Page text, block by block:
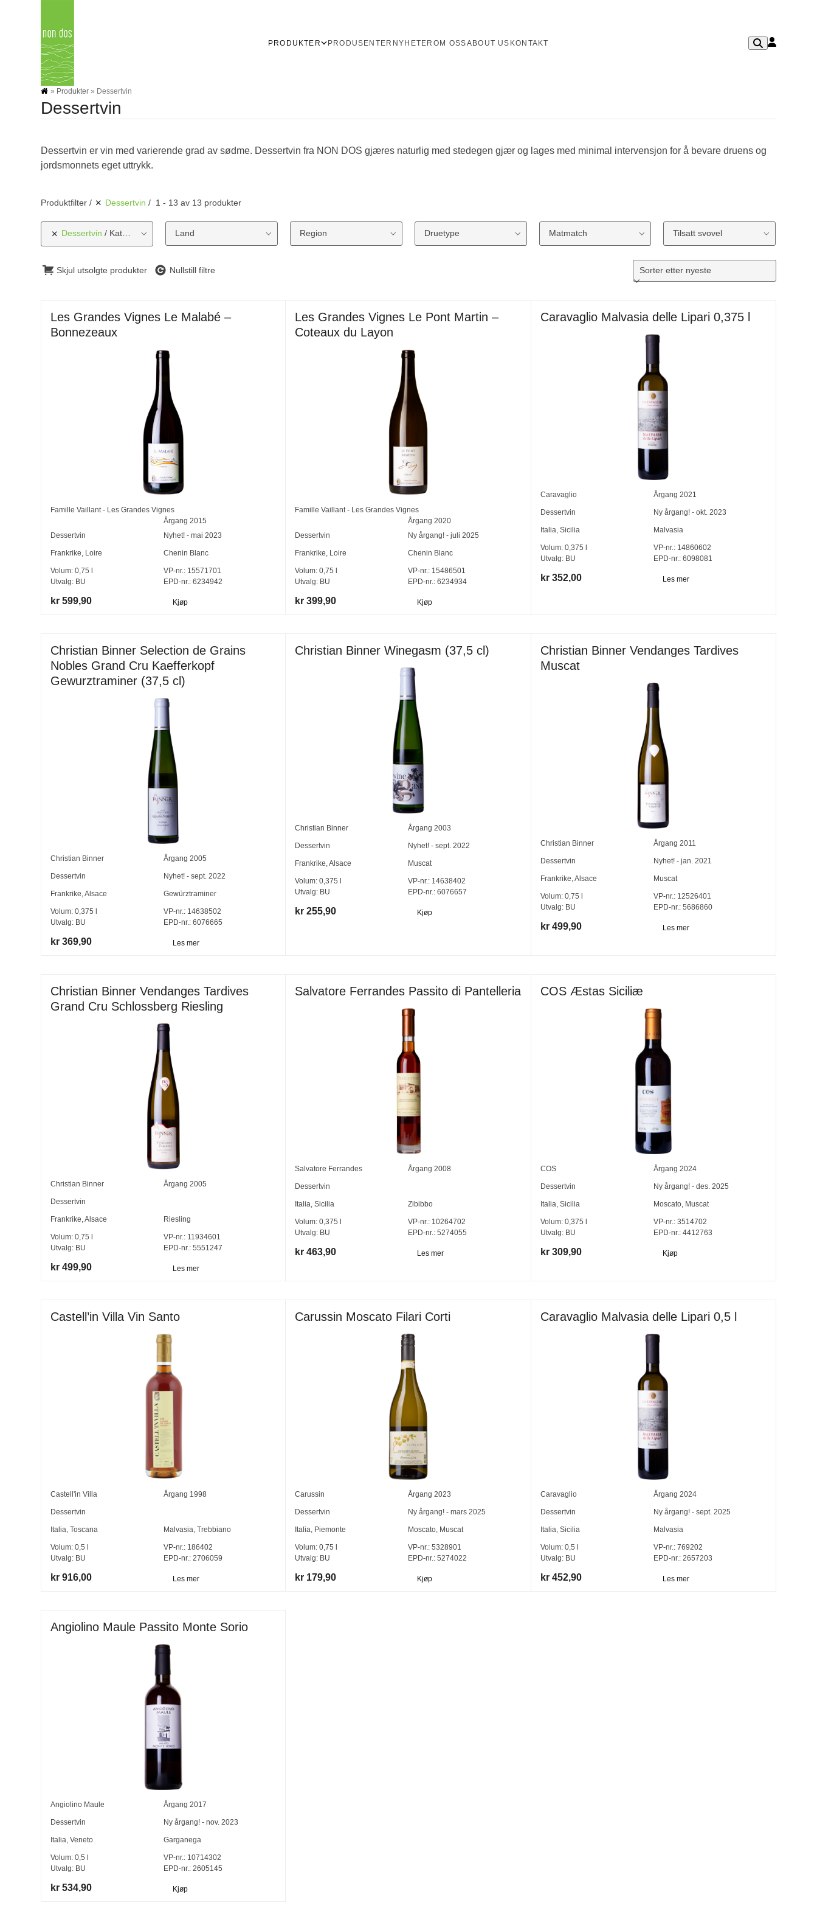
PRODUKTER PRODUSENTER NYHETER OM OSSABOUT US KONTAKT
» Produkter » Dessertvin
Dessertvin
Dessertvin er vin med varierende grad av sødme. Dessertvin fra NON DOS gjæres naturlig med stedegen gjær og lages med minimal intervensjon for å bevare druens og
jordsmonnets eget uttrykk.
Produktfilter Dessertvin 1 - 13 av 13 produkter
Dessertvin Kategorier Land Region Druetype Matmatch Tilsatt svovel
Skjul utsolgte produkter Nullstill filtre
Les Grandes Vignes Le Malabé –
Bonnezeaux
Famille Vaillant - Les Grandes Vignes
Årgang 2015
Dessertvin
Nyhet! - mai 2023
Frankrike, Loire Chenin Blanc
Volum:0,75
Utvalg: BU
VP-nr.:15571701
EPD-nr.: 6234942
kr 599,90 Kjøp
Les Grandes Vignes Le Pont Martin –
Coteaux du Layon
Famille Vaillant - Les Grandes Vignes
Årgang2020
Dessertvin
Ny årgang! - juli 2025
Frankrike, Loire Chenin Blanc
Volum:0,75
Utvalg: BU
VP-nr.: 15486501
EPD-nr.: 6234934
kr 399,90 Kjøp
Caravaglio Malvasia delle Lipari 0,375 l
Caravaglio Årgang 2021
Dessertvin Ny årgang! - okt. 2023
Italia, Sicilia Malvasia
Volum: 0,375
Utvalg: BU
VP-nr.:14860602
EPD-nr.: 6098081
kr 352,00 Les mer
Christian Binner Selection de Grains
Nobles Grand Cru Kaefferkopf
Gewurztraminer (37,5 cl)
Christian Binner Årgang 2005
Dessertvin Nyhet! - sept. 2022
Frankrike,Alsace Gewürztraminer
Volum:0,375
Utvalg: BU
VP-nr.:14638502
EPD-nr.: 6076665
kr 369,90 Les mer
Christian Binner Winegasm (37,5 cl)
Christian Binner Årgang2003
Dessertvin Nyhet! - sept. 2022
Frankrike,Alsace Muscat
Volum:0,375
Utvalg: BU
VP-nr.: 14638402
EPD-nr.: 6076657
kr 255,90 Kjøp
Christian Binner Vendanges Tardives
Muscat
Christian Binner Årgang 2011
Dessertvin Nyhet! - jan. 2021
Frankrike,Alsace Muscat
Volum: 0,75
Utvalg: BU
VP-nr.:12526401
EPD-nr.: 5686860
kr 499,90 Les mer
Christian Binner Vendanges Tardives
Grand Cru Schlossberg Riesling
Christian Binner Årgang 2005
Dessertvin
Frankrike,Alsace Riesling
Volum:0,75 l
Utvalg: BU
VP-nr.:11934601
EPD-nr.: 5551247
kr 499,90 Les mer
Salvatore Ferrandes Passito di Pantelleria
Salvatore Ferrandes Årgang2008
Dessertvin
Italia,Sicilia Zibibbo
Volum:0,375 l
Utvalg: BU
VP-nr.: 10264702
EPD-nr.: 5274055
kr 463,90 Les mer
COS Æstas Siciliæ
COS Årgang 2024
Dessertvin Ny årgang! - des. 2025
Italia, Sicilia Moscato, Muscat
Volum: 0,375 l
Utvalg: BU
VP-nr.:3514702
EPD-nr.: 4412763
kr 309,90 Kjøp
Castell’in Villa Vin Santo
Castell'in Villa Årgang 1998
Dessertvin
Italia,Toscana Malvasia, Trebbiano
Volum:0,5 l
Utvalg: BU
VP-nr.:186402
EPD-nr.: 2706059
kr 916,00 Les mer
Carussin Moscato Filari Corti
Carussin Årgang2023
Dessertvin Ny årgang! - mars 2025
Italia, Piemonte Moscato, Muscat
Volum:0,75 l
Utvalg: BU
VP-nr.: 5328901
EPD-nr.: 5274022
kr 179,90 Kjøp
Caravaglio Malvasia delle Lipari 0,5 l
Caravaglio Årgang 2024
Dessertvin Ny årgang! - sept. 2025
Italia, Sicilia Malvasia
Volum: 0,5 l
Utvalg: BU
VP-nr.:769202
EPD-nr.: 2657203
kr 452,90 Les mer
Angiolino Maule Passito Monte Sorio
Angiolino Maule Årgang 2017
Dessertvin Ny årgang! - nov. 2023
Italia ,Veneto Garganega
Volum:0,5 l
Utvalg: BU
VP-nr.:10714302
EPD-nr.: 2605145
kr 534,90 Kjøp